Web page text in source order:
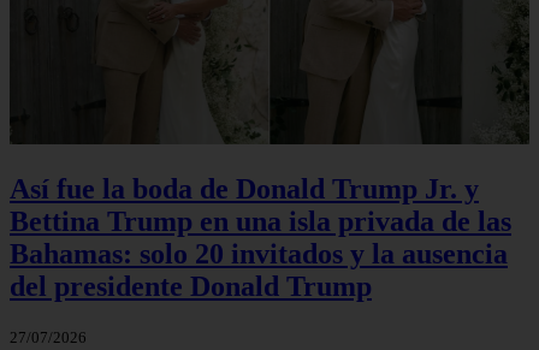
Así fue la boda de Donald Trump Jr. y
Bettina Trump en una isla privada de las
Bahamas: solo 20 invitados y la ausencia
del presidente Donald Trump
27/07/2026